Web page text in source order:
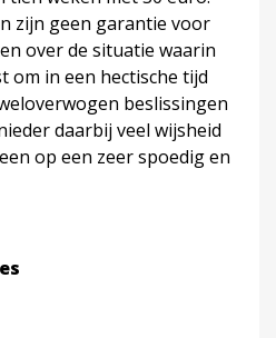
zijn geen garantie voor
over de situatie waarin
om in een hectische tijd
beslissingen
daarbij veel wijsheid
op een zeer spoedig en